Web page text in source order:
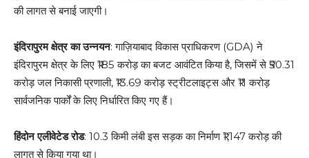
की लागत से बनाई जाएगी।
इंदिरापुरम क्षेत्र का उन्नयन: गाज़ियाबाद विकास प्राधिकरण (GDA) ने
इंदिरापुरम क्षेत्र के लिए ₹185 करोड़ का बजट आवंटित किया है, जिसमें से ₹50.31
करोड़ जल निकासी प्रणाली, ₹13.69 करोड़ स्ट्रीटलाइट्स और ₹11 करोड़
सार्वजनिक पार्कों के लिए निर्धारित किए गए हैं।
हिंदोन एलीवेटेड रोड: 10.3 किमी लंबी इस सड़क का निर्माण ₹1,147 करोड़ की
लागत से किया गया था।